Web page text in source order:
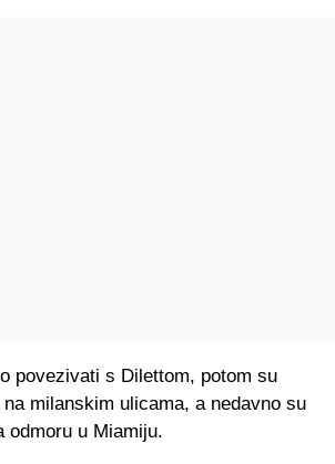
povezivati s Dilettom, potom su
milanskim ulicama, a nedavno su
odmoru u Miamiju.